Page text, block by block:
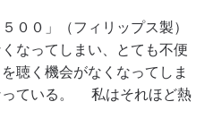
００」（フィリップス製）
なってしまい、とても不便
聴く機会がなくなってしま
っている。 私はそれほど熱